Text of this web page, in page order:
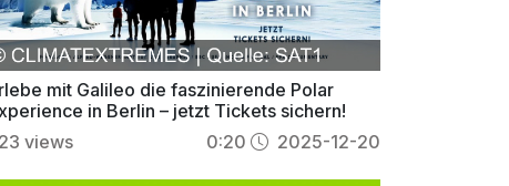
mit Galileo die faszinierende Polar
in Berlin – jetzt Tickets sichern!
views 0:20 2025-12-20